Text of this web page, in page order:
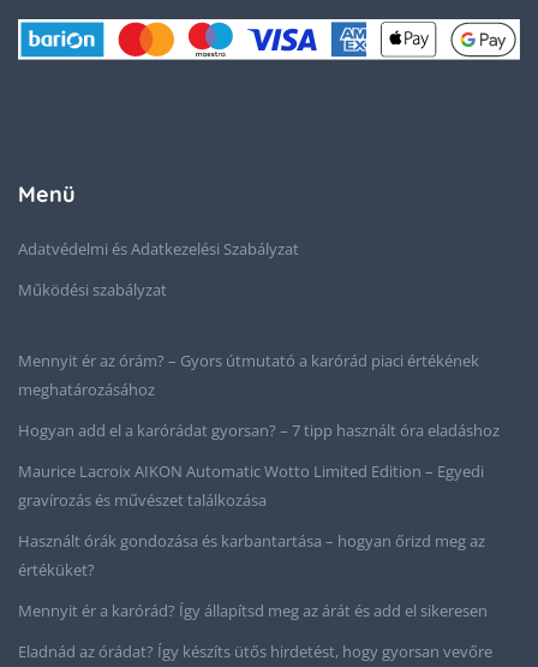
Menü
Adatvédelmi és Adatkezelési Szabályzat
Működési szabályzat
Mennyit ér az órám? – Gyors útmutató a karórád piaci értékének
meghatározásához
Hogyan add el a karórádat gyorsan? – 7 tipp használt óra eladáshoz
Maurice Lacroix AIKON Automatic Wotto Limited Edition – Egyedi
gravírozás és művészet találkozása
Használt órák gondozása és karbantartása – hogyan őrizd meg az
értéküket?
Mennyit ér a karórád? Így állapítsd meg az árát és add el sikeresen
Eladnád az órádat? Így készíts ütős hirdetést, hogy gyorsan vevőre